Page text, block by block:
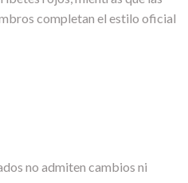
completan el estilo oficial
no admiten cambios ni